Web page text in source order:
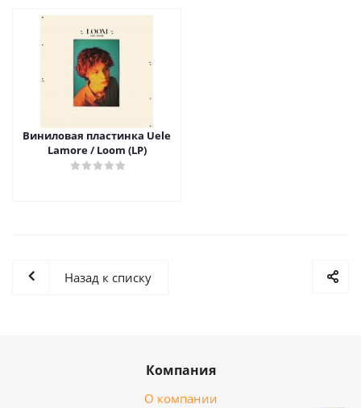
Виниловая пластинка Uele
Lamore / Loom (LP)
Назад к списку
Компания
О компании